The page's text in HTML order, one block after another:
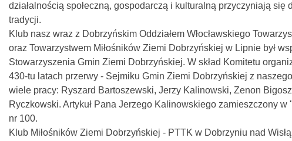
działalnością społeczną, gospodarczą i kulturalną przyczyniają się
tradycji.
Klub nasz wraz z Dobrzyńskim Oddziałem Włocławskiego
oraz Towarzystwem Miłośników Ziemi Dobrzyńskiej w Lipnie był
Stowarzyszenia Gmin Ziemi Dobrzyńskiej. W skład Komitetu
430-tu latach przerwy - Sejmiku Gmin Ziemi Dobrzyńskiej z
wiele pracy: Ryszard Bartoszewski, Jerzy Kalinowski, Zenon
Ryczkowski. Artykuł Pana Jerzego Kalinowskiego zamieszczony w
nr 100.
Klub Miłośników Ziemi Dobrzyńskiej - PTTK w Dobrzyniu nad